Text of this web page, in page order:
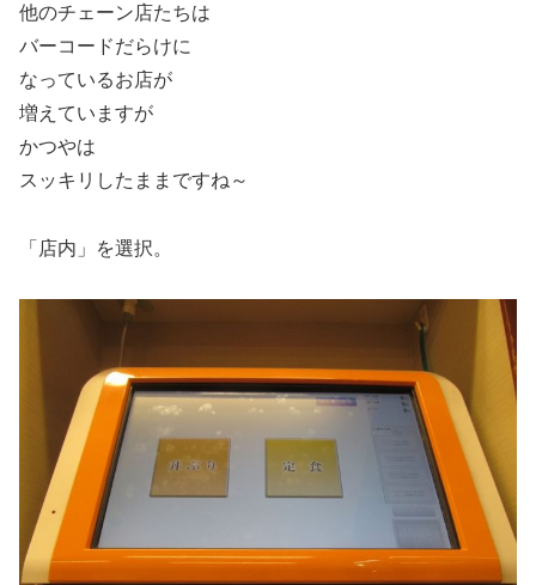
他のチェーン店たちは
バーコードだらけに
なっているお店が
増えていますが
かつやは
スッキリしたままですね～
「店内」を選択。